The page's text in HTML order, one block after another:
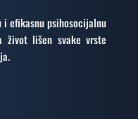
i efikasnu psihosocijalnu
lišen svake vrste